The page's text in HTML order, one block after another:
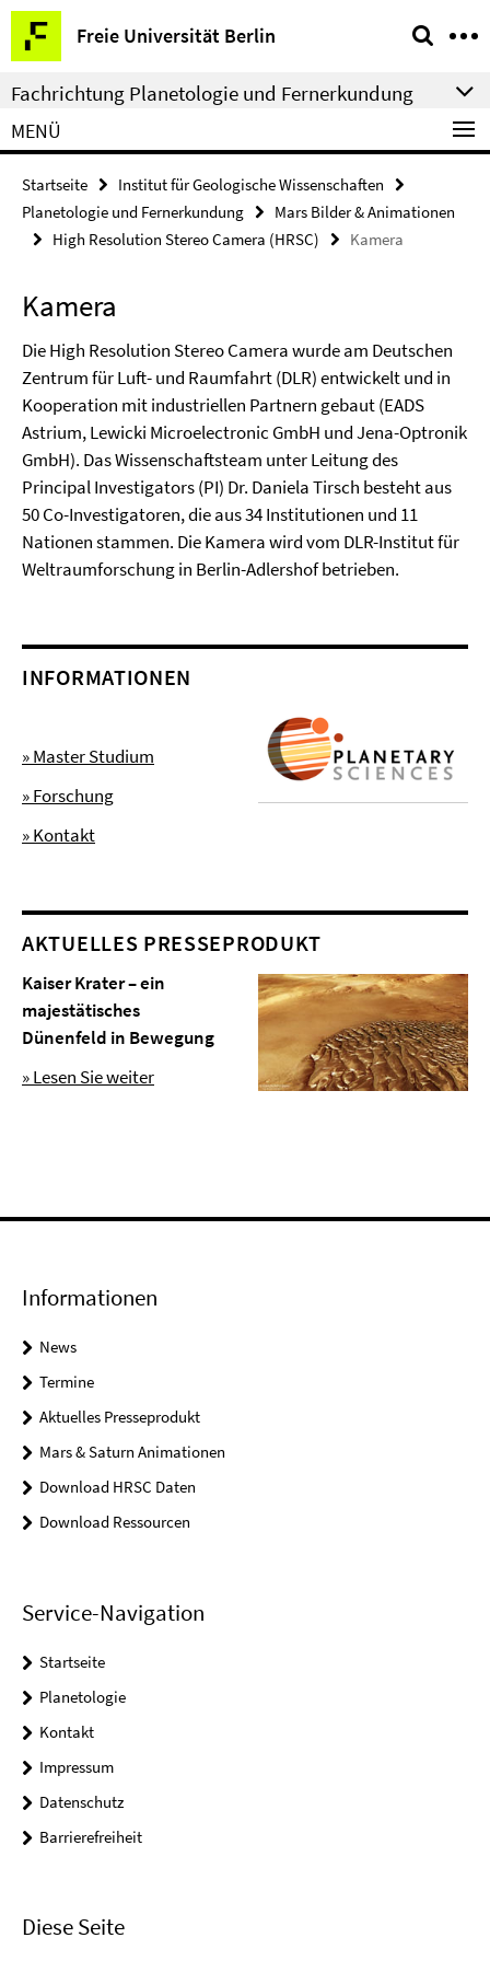
Springe
direkt
zu
Inhalt
Freie Universität Berlin
Service-
Navigation
Fachrichtung Planetologie und Fernerkundung
MENÜ
Startseite
Institut für Geologische Wissenschaften
Planetologie und Fernerkundung
Mars Bilder & Animationen
High Resolution Stereo Camera (HRSC)
Kamera
Kamera
Die High Resolution Stereo Camera wurde am Deutschen
Zentrum für Luft- und Raumfahrt (DLR) entwickelt und in
Kooperation mit industriellen Partnern gebaut (EADS
Astrium, Lewicki Microelectronic GmbH und Jena-Optronik
GmbH). Das Wissenschaftsteam unter Leitung des
Principal Investigators (PI) Dr. Daniela Tirsch besteht aus
50 Co-Investigatoren, die aus 34 Institutionen und 11
Nationen stammen. Die Kamera wird vom DLR-Institut für
Weltraumforschung in Berlin-Adlershof betrieben.
INFORMATIONEN
» Master Studium
» Forschung
» Kontakt
AKTUELLES PRESSEPRODUKT
Kaiser Krater – ein
majestätisches
Dünenfeld in Bewegung
» Lesen Sie weiter
Informationen
News
Termine
Aktuelles Presseprodukt
Mars & Saturn Animationen
Download HRSC Daten
Download Ressourcen
Service-Navigation
Startseite
Planetologie
Kontakt
Impressum
Datenschutz
Barrierefreiheit
Diese Seite